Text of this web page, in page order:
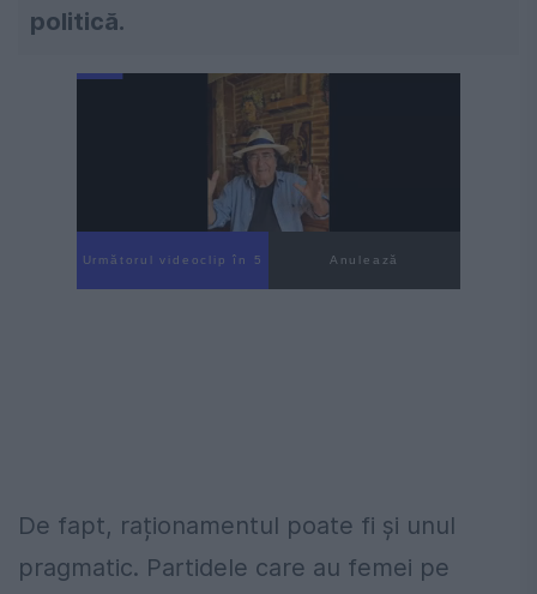
politică.
Următorul videoclip în 4 Anulează
De fapt, raționamentul poate fi și unul
pragmatic. Partidele care au femei pe